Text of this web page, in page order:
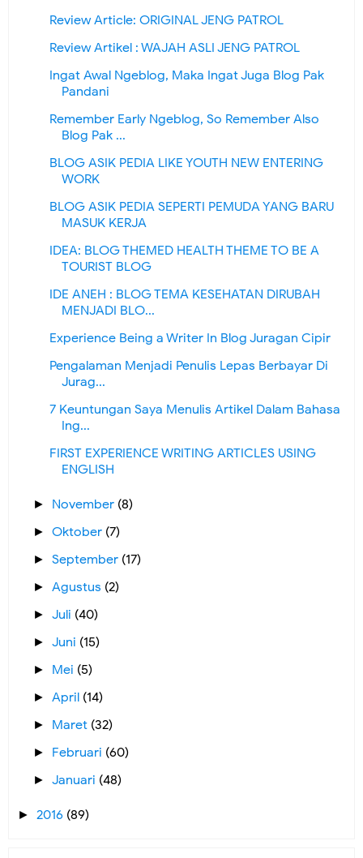
Review Article: ORIGINAL JENG PATROL
Review Artikel : WAJAH ASLI JENG PATROL
Ingat Awal Ngeblog, Maka Ingat Juga Blog Pak
Pandani
Remember Early Ngeblog, So Remember Also
Blog Pak ...
BLOG ASIK PEDIA LIKE YOUTH NEW ENTERING
WORK
BLOG ASIK PEDIA SEPERTI PEMUDA YANG BARU
MASUK KERJA
IDEA: BLOG THEMED HEALTH THEME TO BE A
TOURIST BLOG
IDE ANEH : BLOG TEMA KESEHATAN DIRUBAH
MENJADI BLO...
Experience Being a Writer In Blog Juragan Cipir
Pengalaman Menjadi Penulis Lepas Berbayar Di
Jurag...
7 Keuntungan Saya Menulis Artikel Dalam Bahasa
Ing...
FIRST EXPERIENCE WRITING ARTICLES USING
ENGLISH
► November (8)
►Oktober (7)
►September (17)
►Agustus (2)
►Juli (40)
►Juni (15)
► Mei (5)
►April (14)
► Maret (32)
► Februari (60)
►Januari (48)
► 2016 (89)